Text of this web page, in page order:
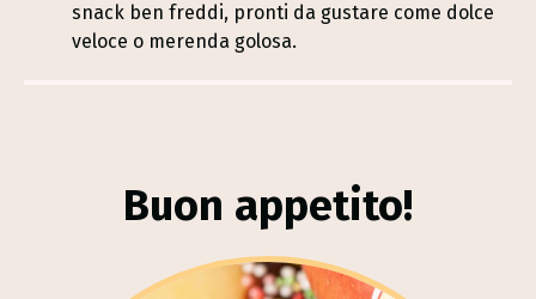
snack ben freddi, pronti da gustare come dolce
veloce o merenda golosa.
Buon appetito!